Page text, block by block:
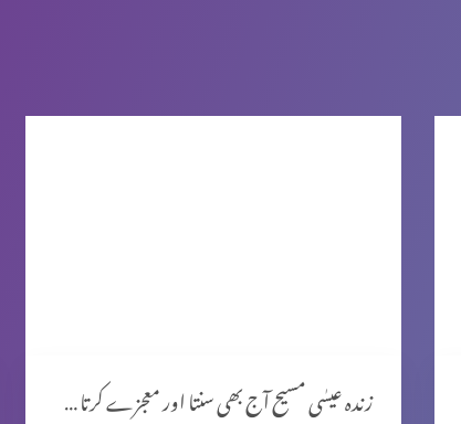
زندہ عیسٰی مسیح آج بھی سنتا اور معجزے کرتا ہے۔